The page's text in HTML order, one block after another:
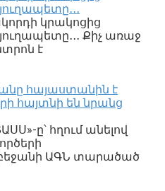
կրակոցից
Քիչ առաջ
է
հայաստանին է
հայտնի են նրանց
ը՝ հղում անելով
ԱԳՆ տարածած